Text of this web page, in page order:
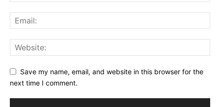
Save my name, email, and website in this browser for the
next time I comment.